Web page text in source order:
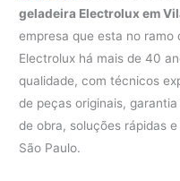
geladeira Electrolux em
empresa que esta no
Electrolux há mais de 40
qualidade, com técnicos
de peças originais,
de obra, soluções rápidas
São Paulo.